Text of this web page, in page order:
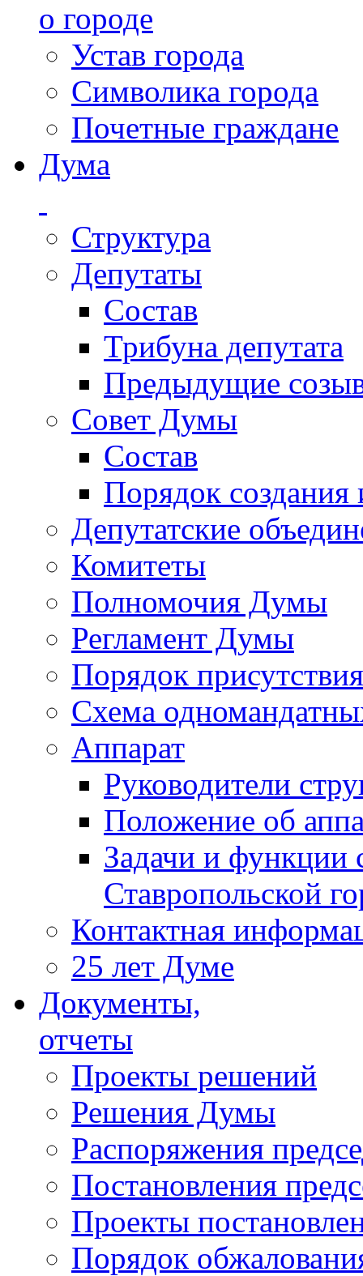
о городе
Устав города
Символика города
Почетные граждане
Дума
Структура
Депутаты
Состав
Трибуна депутата
Предыдущие
Совет Думы
Состав
Порядок создания
Депутатские
Комитеты
Полномочия Думы
Регламент Думы
Порядок
Схема
Аппарат
Руководители
Положение об
Задачи и функции
Ставропольской
Контактная
25 лет Думе
Документы,
отчеты
Проекты решений
Решения Думы
Распоряжения
Постановления
Проекты
Порядок